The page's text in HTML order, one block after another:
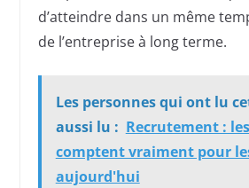
d’atteindre dans un même
de l’entreprise à long terme.
Les personnes qui ont lu
aussi lu : Recrutement :
comptent vraiment pour
aujourd'hui